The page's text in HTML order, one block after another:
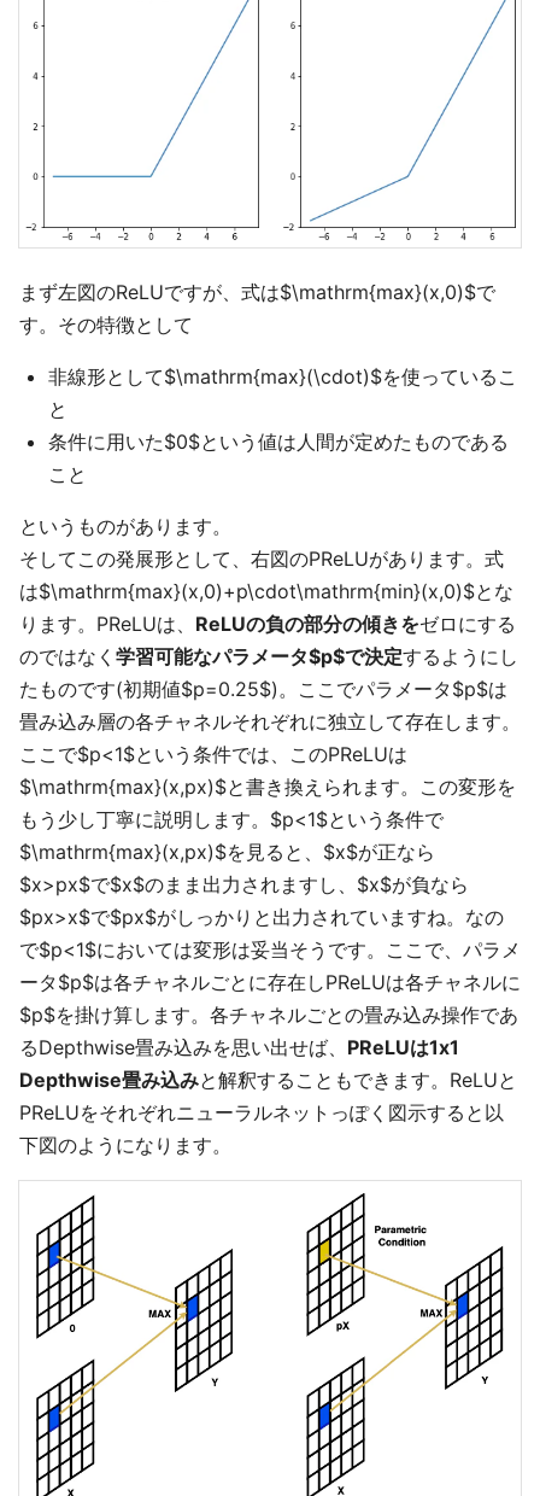
まず左図のReLUですが、式は$\mathrm{max}(x,0)$で
す。その特徴として
非線形として$\mathrm{max}(\cdot)$を使っているこ
と
条件に用いた$0$という値は人間が定めたものである
こと
というものがあります。
そしてこの発展形として、右図のPReLUがあります。式
は$\mathrm{max}(x,0)+p\cdot\mathrm{min}(x,0)$とな
ります。PReLUは、 ReLUの負の部分の傾きをゼロにする
のではなく 学習可能なパラメータ$p$で決定するようにし
たものです(初期値$p=0.25$)。ここでパラメータ$p$は
畳み込み層の各チャネルそれぞれに独立して存在します。
ここで$p<1$という条件では、このPReLUは
$\mathrm{max}(x,px)$と書き換えられます。この変形を
もう少し丁寧に説明します。$p<1$という条件で
$\mathrm{max}(x,px)$を見ると、$x$が正なら
$x>px$で$x$のまま出力されますし、$x$が負なら
$px>x$で$px$がしっかりと出力されていますね。なの
で$p<1$においては変形は妥当そうです。ここで、パラメ
ータ$p$は各チャネルごとに存在しPReLUは各チャネルに
$p$を掛け算します。各チャネルごとの畳み込み操作であ
るDepthwise畳み込みを思い出せば、 PReLUは1x1
Depthwise畳み込みと解釈することもできます。ReLUと
PReLUをそれぞれニューラルネットっぽく図示すると以
下図のようになります。